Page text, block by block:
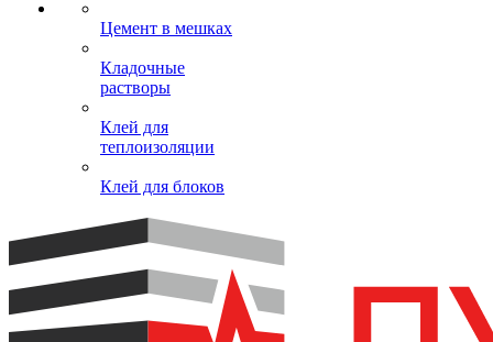
Цемент в мешках
Кладочные
растворы
Клей для
теплоизоляции
Клей для блоков